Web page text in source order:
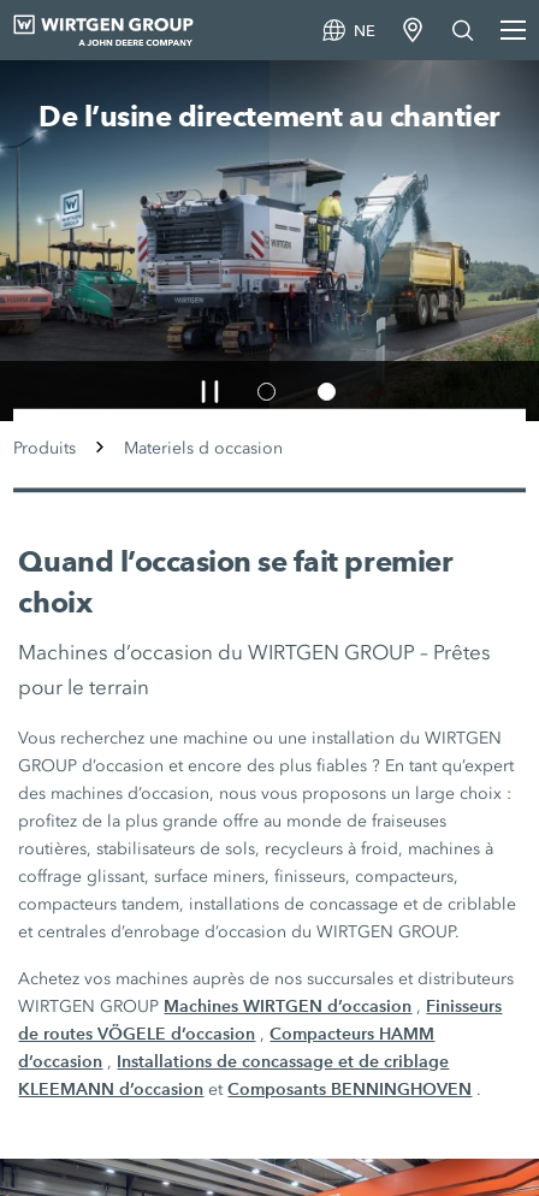
NE
De l’usine directement au chantier
Produits Materiels d occasion
Quand l’occasion se fait premier
choix
Machines d’occasion du WIRTGEN GROUP – Prêtes
pour le terrain
Vous recherchez une machine ou une installation du WIRTGEN
GROUP d’occasion et encore des plus fiables ? En tant qu’expert
des machines d’occasion, nous vous proposons un large choix :
profitez de la plus grande offre au monde de fraiseuses
routières, stabilisateurs de sols, recycleurs à froid, machines à
coffrage glissant, surface miners, finisseurs, compacteurs,
compacteurs tandem, installations de concassage et de criblable
et centrales d’enrobage d’occasion du WIRTGEN GROUP.
Achetez vos machines auprès de nos succursales et distributeurs
WIRTGEN GROUP Machines WIRTGEN d’occasion , Finisseurs
de routes VÖGELE d’occasion ,Compacteurs HAMM
d’occasion , Installations de concassage et de criblage
KLEEMANN d’occasion etComposants BENNINGHOVEN .